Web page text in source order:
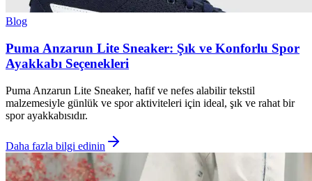
Blog
Puma Anzarun Lite Sneaker: Şık ve Konforlu Spor
Ayakkabı Seçenekleri
Puma Anzarun Lite Sneaker, hafif ve nefes alabilir tekstil
malzemesiyle günlük ve spor aktiviteleri için ideal, şık ve rahat bir
spor ayakkabısıdır.
Daha fazla bilgi edinin